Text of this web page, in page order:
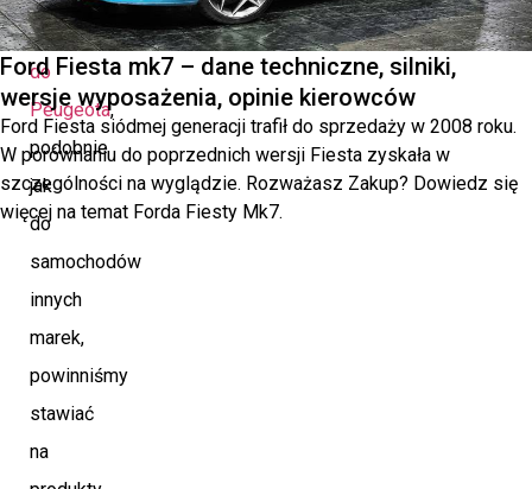
części
do
Peugeota,
podobnie
jak
do
samochodów
innych
marek,
powinniśmy
stawiać
na
Ford Fiesta mk7 – dane techniczne, silniki,
wersje wyposażenia, opinie kierowców
Ford Fiesta siódmej generacji trafił do sprzedaży w 2008 roku.
W porównaniu do poprzednich wersji Fiesta zyskała w
szczególności na wyglądzie. Rozważasz Zakup? Dowiedz się
więcej na temat Forda Fiesty Mk7.